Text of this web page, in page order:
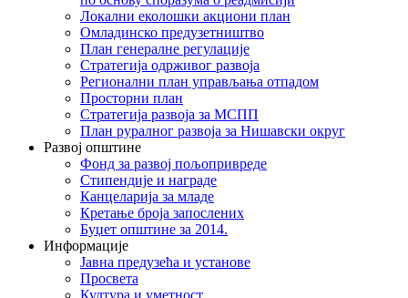
Локални еколошки акциони план
Омладинско предузетништво
План генералне регулације
Стратегија одрживог развоја
Регионални план управљања отпадом
Просторни план
Стратегија развоја за МСПП
План руралног развоја за Нишавски округ
Развој општине
Фонд за развој пољопривреде
Стипендије и награде
Канцеларија за младе
Кретање броја запослених
Буџет општине за 2014.
Информације
Јавна предузећа и установе
Просвета
Култура и уметност